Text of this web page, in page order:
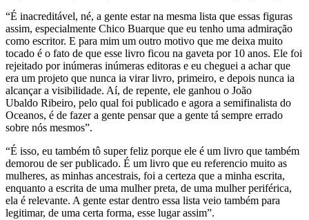
“É inacreditável, né, a gente estar na mesma lista que essas figuras
assim, especialmente Chico Buarque que eu tenho uma admiração
como escritor. E para mim um outro motivo que me deixa muito
tocado é o fato de que esse livro ficou na gaveta por 10 anos. Ele foi
rejeitado por inúmeras inúmeras editoras e eu cheguei a achar que
era um projeto que nunca ia virar livro, primeiro, e depois nunca ia
alcançar a visibilidade. Aí, de repente, ele ganhou o João
Ubaldo Ribeiro, pelo qual foi publicado e agora a semifinalista do
Oceanos, é de fazer a gente pensar que a gente tá sempre errado
sobre nós mesmos”.
“É isso, eu também tô super feliz porque ele é um livro que também
demorou de ser publicado. É um livro que eu referencio muito as
mulheres, as minhas ancestrais, foi a certeza que a minha escrita,
enquanto a escrita de uma mulher preta, de uma mulher periférica,
ela é relevante. A gente estar dentro essa lista veio também para
legitimar, de uma certa forma, esse lugar assim”.